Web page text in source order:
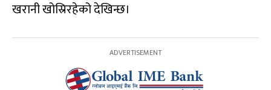
खरानी खोस्रिरहेको देखिन्छ।